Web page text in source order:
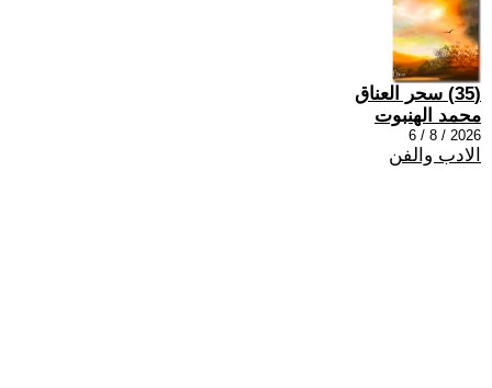
(35) سحر العناق
محمد الهنبوت
2026 / 8 / 6
الادب والفن